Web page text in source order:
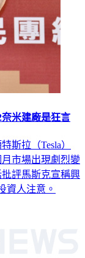
米建廠是狂言
斯拉（Tesla）
市場出現劇烈變
評馬斯克宣稱興
資人注意。